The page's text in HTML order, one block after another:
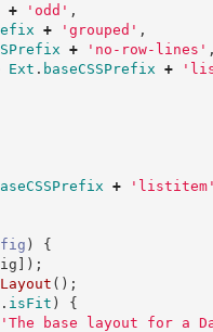
+ ' odd ' ,
+ ' grouped ' ,
+ ' no-row-lines '
Ext . baseCSSPrefix + '
+ ' listitem
)
{
] ) ;
( ) ;
. isFit )
{
' The base layout for a